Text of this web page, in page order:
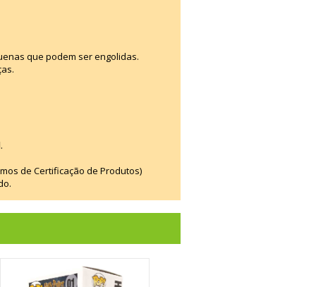
que podem ser engolidas.
de Certificação de Produtos)